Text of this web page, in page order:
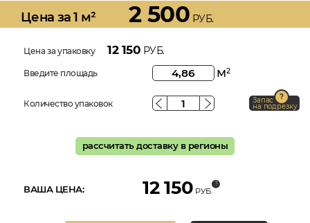
Цена за 1 м² 2 500 РУБ.
Цена за упаковку 12 150 РУБ.
Введите площадь м2
Количество упаковок Запас
на подрезку
рассчитать доставку в регионы
ВАША ЦЕНА: 12 150 РУБ.